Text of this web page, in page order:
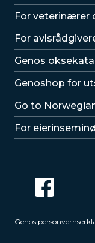
For veterinærer
For
Lenker
Genos
Genoshop for
Go to
For
Genos